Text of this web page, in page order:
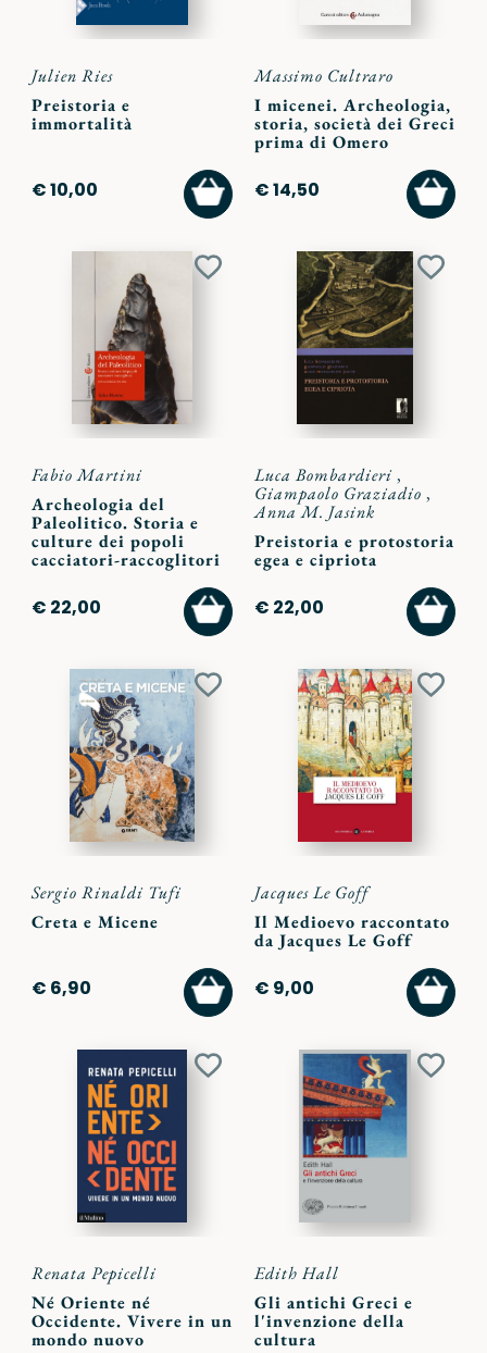
Julien Ries
Preistoria e
immortalità
€ 10,00
AGGIUNGI
AL
CARRELLO
Massimo Cultraro
I micenei. Archeologia,
storia, società dei Greci
prima di Omero
€ 14,50
AL
Aggiungi
Fabio Martini
Archeologia del
Paleolitico. Storia e
culture dei popoli
cacciatori-raccoglitori
€ 22,00
AGGIUNGI
AL
CARRELLO
Luca Bombardieri ,
Giampaolo Graziadio ,
Anna M. Jasink
Preistoria e protostoria
egea e cipriota
€ 22,00
AL
Aggiungi
Sergio Rinaldi Tufi
Creta e Micene
€ 6,90
AGGIUNGI
AL
CARRELLO
Jacques Le Goff
Il Medioevo raccontato
da Jacques Le Goff
€ 9,00
AL
Aggiungi
Renata Pepicelli
Né Oriente né
Occidente. Vivere in un
mondo nuovo
Edith Hall
Gli antichi Greci e
l'invenzione della
cultura